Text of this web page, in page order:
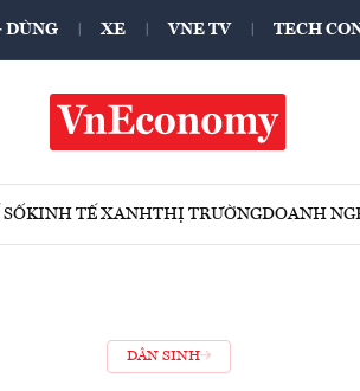
DÙNG XE VNE TV TECH
KINH TẾ XANHTHỊ TRƯỜNGDOANH
DÂN SINH